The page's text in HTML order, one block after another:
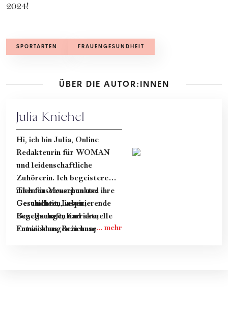
2024!
SPORTARTEN FRAUENGESUNDHEIT
ÜBER DIE AUTOR:INNEN
Julia Knichel
Hi, ich bin Julia, Online
Redakteurin für WOMAN
und leidenschaftliche
Zuhörerin. Ich begeistere
mich für Menschen und ihre
Geschichten, inspirierende
Begegnungen und aktuelle
Entwicklungen in unserer
Themenschwerpunkte:
Gesundheit, Leben,
Gesellschaft, Karriere,
Feminismus, Beziehung &